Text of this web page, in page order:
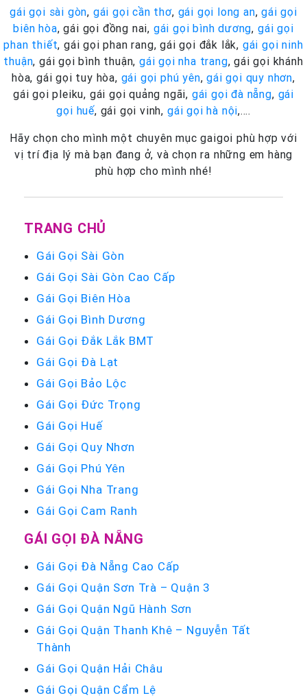
gái gọi sài gòn, gái gọi cần thơ, gái gọi long an,gái gọi
biên hòa, gái gọi đồng nai, gái gọi bình dương, gái gọi
phan thiết, gái gọi phan rang, gái gọi đắk lắk, gái gọi ninh
thuận, gái gọi bình thuận, gái gọi nha trang, gái gọi khánh
hòa, gái gọi tuy hòa, gái gọi phú yên,gái gọi quy nhơn,
gái gọi pleiku, gái gọi quảng ngãi, gái gọi đà nẵng, gái
gọi huế, gái gọi vinh, gái gọi hà nội,….
Hãy chọn cho mình một chuyên mục gaigoi phù hợp với
vị trí địa lý mà bạn đang ở, và chọn ra những em hàng
phù hợp cho mình nhé!
TRANG CHỦ
Gái Gọi Sài Gòn
Gái Gọi Sài Gòn Cao Cấp
Gái Gọi Biên Hòa
Gái Gọi Bình Dương
Gái Gọi Đắk Lắk BMT
Gái Gọi Đà Lạt
Gái Gọi Bảo Lộc
Gái Gọi Đức Trọng
Gái Gọi Huế
Gái Gọi Quy Nhơn
Gái Gọi Phú Yên
Gái Gọi Nha Trang
Gái Gọi Cam Ranh
GÁI GỌI ĐÀ NẴNG
Gái Gọi Đà Nẵng Cao Cấp
Gái Gọi Quận Sơn Trà – Quận 3
Gái Gọi Quận Ngũ Hành Sơn
Gái Gọi Quận Thanh Khê – Nguyễn Tất
Thành
Gái Gọi Quận Hải Châu
Gái Gọi Quận Cẩm Lệ